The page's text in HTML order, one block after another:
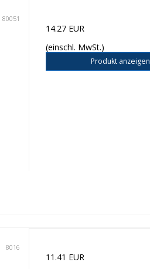
80051
14.27 EUR
(einschl. MwSt.)
Produkt anzeigen
8016
11.41 EUR